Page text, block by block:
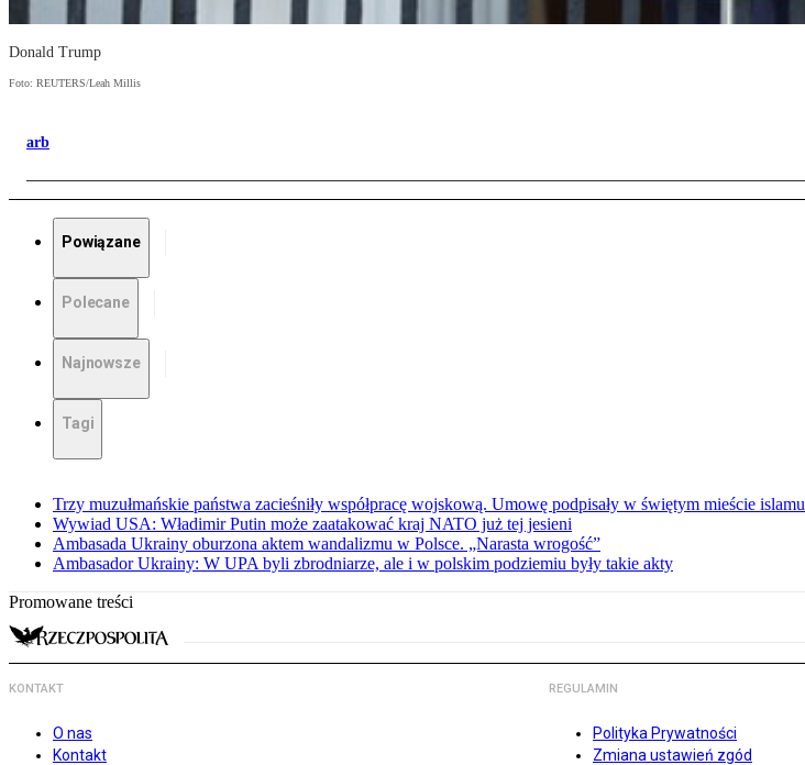
Donald Trump
Foto: REUTERS/Leah Millis
arb
Powiązane
Polecane
Najnowsze
Tagi
Trzy muzułmańskie państwa zacieśniły współpracę wojskową. Umowę podpisały w świętym mieście islamu
Wywiad USA: Władimir Putin może zaatakować kraj NATO już tej jesieni
Ambasada Ukrainy oburzona aktem wandalizmu w Polsce. „Narasta wrogość”
Ambasador Ukrainy: W UPA byli zbrodniarze, ale i w polskim podziemiu były takie akty
Promowane treści
KONTAKT
O nas
Kontakt
REGULAMIN
Polityka Prywatności
Zmiana ustawień zgód